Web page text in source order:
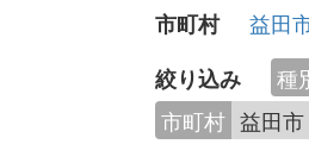
市町村 益田
絞り込み 種
市町村 益田市